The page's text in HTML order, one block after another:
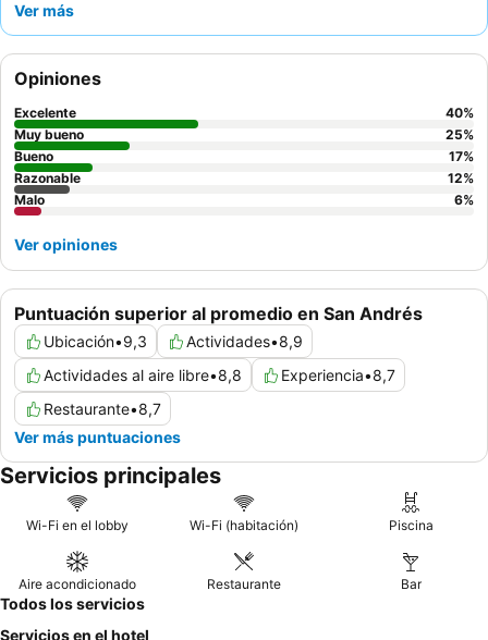
discoteca y espectáculos en vivo. El personal recibe elogios
es un punto culminante de la experiencia gastronómica todo
incluido. Para disfrutar de la mejor experiencia, considere
reservar una habitación en la
para disfrutar de
comodidades modernas y un aire acondicionado más silencioso.
Ver más
Puntuación superior al promedio en San Andrés
Ubicación•9,3 Actividades•8,9
Actividades al aire libre•8,8 Experiencia•8,7
Restaurante•8,7
Ver más puntuaciones
Opiniones
Excelente 40%
Muy bueno
25%
Bueno
17%
Razonable
12%
Malo
6%
Ver opiniones
Servicios principales
Wi-Fi en el lobby Wi-Fi (habitación) Piscina
Aire acondicionado Restaurante Bar
Todos los servicios
Servicios en el hotel